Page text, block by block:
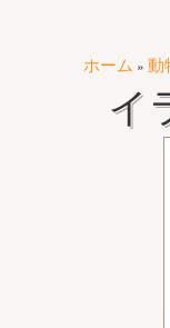
ホーム » 動
イ